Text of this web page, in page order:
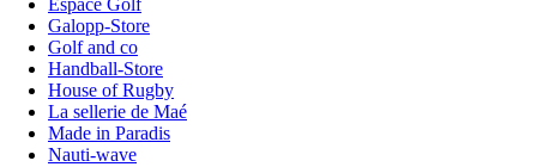
Galopp-Store
Golf and co
Handball-Store
House of Rugby
La sellerie de Maé
Made in Paradis
Nauti-wave